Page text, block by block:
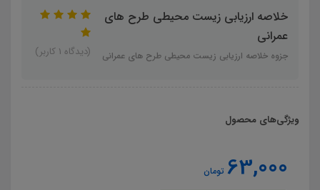
خلاصه ارزیابی زیست محیطی طرح های
عمرانی
جزوه خلاصه ارزیابی زیست محیطی طرح های عمرانی (دیدگاه 1 کاربر)
ویژگی‌های محصول
63,000 تومان